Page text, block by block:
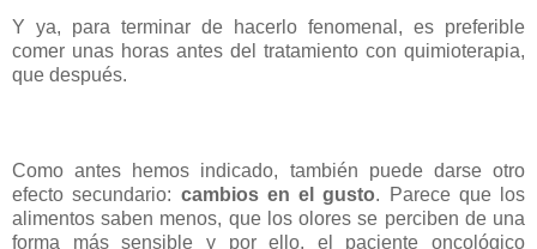
Y ya, para terminar de hacerlo fenomenal, es preferible
comer unas horas antes del tratamiento con quimioterapia,
que después.
Como antes hemos indicado, también puede darse otro
efecto secundario: cambios en el gusto. Parece que los
alimentos saben menos, que los olores se perciben de una
forma más sensible y por ello, el paciente oncológico